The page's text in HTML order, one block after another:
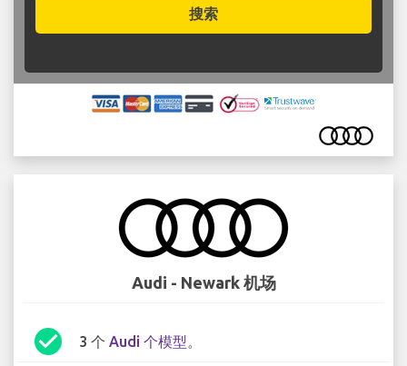
搜索
Audi - Newark 机场
check_circle 3 个 Audi 个模型。